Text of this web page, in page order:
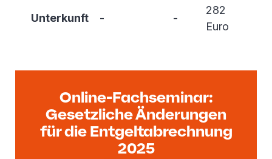
Unterkunft
- -
282
Euro
Online-Fachseminar:
Gesetzliche Änderungen
für die Entgeltabrechnung
2025